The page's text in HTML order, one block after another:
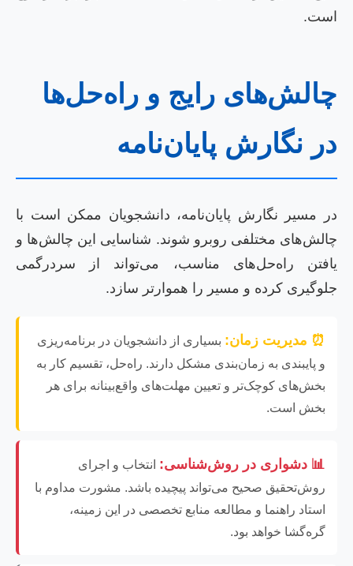
است.
چالش‌های رایج و راه‌حل‌ها
در نگارش پایان‌نامه
در مسیر نگارش پایان‌نامه، دانشجویان ممکن است با
چالش‌های مختلفی روبرو شوند. شناسایی این چالش‌ها و
یافتن راه‌حل‌های مناسب، می‌تواند از سردرگمی
جلوگیری کرده و مسیر را هموارتر سازد.
⏰ مدیریت زمان: بسیاری از دانشجویان در برنامه‌ریزی
و پایبندی به زمان‌بندی مشکل دارند. راه‌حل، تقسیم کار به
بخش‌های کوچک‌تر و تعیین مهلت‌های واقع‌بینانه برای هر
بخش است.
📊 دشواری در روش‌شناسی: انتخاب و اجرای
روش‌تحقیق صحیح می‌تواند پیچیده باشد. مشورت مداوم با
استاد راهنما و مطالعه منابع تخصصی در این زمینه،
گره‌گشا خواهد بود.